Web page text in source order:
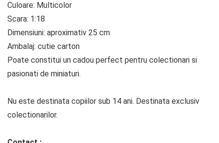
Culoare: Multicolor
Scara: 1:18
Dimensiuni: aproximativ 25 cm
Ambalaj: cutie carton
Poate constitui un cadou perfect pentru colectionari si
pasionati de miniaturi.
Nu este destinata copiilor sub 14 ani. Destinata exclusiv
colectionarilor.